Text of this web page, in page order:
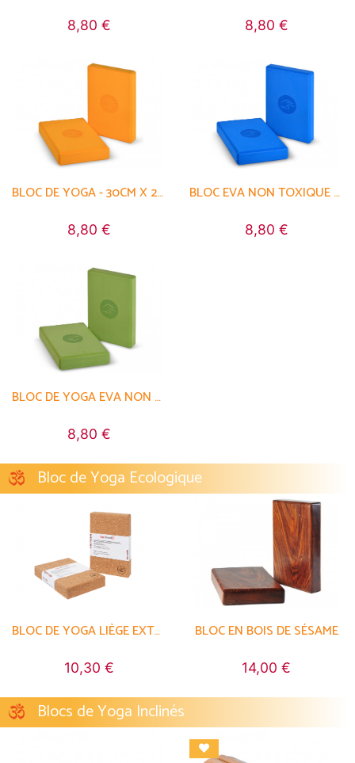
8,80 € 8,80 €
BLOC DE YOGA - 30CM X 20CM X 5CM
8,80 €
BLOC EVA NON TOXIQUE - 30CM X 20CM X 5CM
8,80 €
BLOC DE YOGA EVA NON TOXIQUE - 30CM X 20CM X 5CM
8,80 €
Bloc de Yoga Ecologique
BLOC DE YOGA LIÈGE EXTRA
10,30 €
BLOC EN BOIS DE SÉSAME
14,00 €
Blocs de Yoga Inclinés